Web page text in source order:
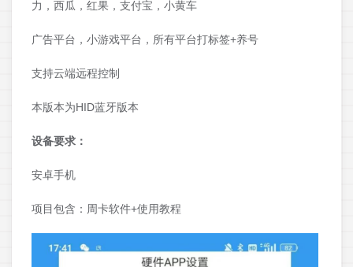
力，西瓜，红果，支付宝，小黄车
广告平台，小游戏平台，所有平台打标签+养号
支持云端远程控制
本版本为HID蓝牙版本
设备要求：
安卓手机
项目包含：周卡软件+使用教程